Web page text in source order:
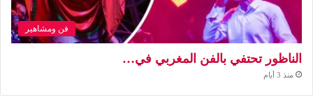
فن ومشاهير
الناظور تحتفي بالفن المغربي في…
منذ 3 أيام